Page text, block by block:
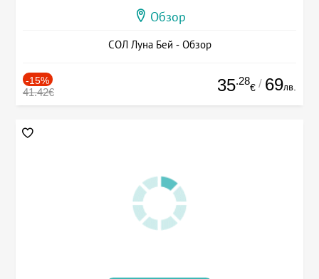
Обзор
СОЛ Луна Бей - Обзор
-15%
41.42€ 35.28
€ / 69лв.